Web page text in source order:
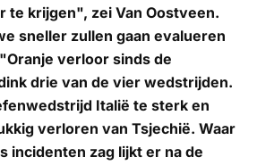
te krijgen", zei Van Oostveen.
sneller zullen gaan evalueren
verloor sinds de
drie van de vier wedstrijden.
Italië te sterk en
verloren van Tsjechië. Waar
incidenten zag lijkt er na de